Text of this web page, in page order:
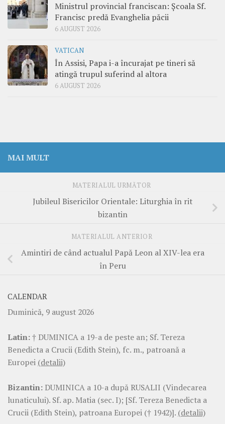
Ministrul provincial franciscan: Școala Sf.
Francisc predă Evanghelia păcii
6 AUGUST 2026
VATICAN
În Assisi, Papa i-a încurajat pe tineri să
atingă trupul suferind al altora
6 AUGUST 2026
MAI MULT
MATERIALUL URMĂTOR
Jubileul Bisericilor Orientale: Liturghia în rit
bizantin
MATERIALUL ANTERIOR
Amintiri de când actualul Papă Leon al XIV-lea era
în Peru
CALENDAR
Duminică, 9 august 2026
Latin:† DUMINICA a 19-a de peste an; Sf. Tereza
Benedicta a Crucii (Edith Stein), fc. m., patroană a
Europei (detalii)
Bizantin: DUMINICA a 10-a după RUSALII (Vindecarea
lunaticului). Sf. ap. Matia (sec. I); [Sf. Tereza Benedicta a
Crucii (Edith Stein), patroana Europei († 1942)]. (detalii)